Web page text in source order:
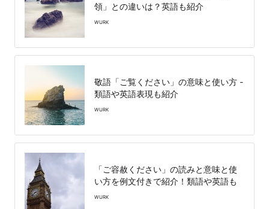
領」との違いは？英語も紹介
WURK
敬語「ご覧ください」の意味と使い方 -
類語や英語表現も紹介
WURK
「ご容赦ください」の読みと意味と使
い方を例文付きで紹介！類語や英語も
WURK